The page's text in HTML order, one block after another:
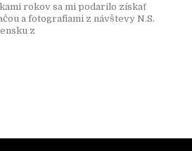
rokov sa mi podarilo získať
a fotografiami z návštevy N.S.
z